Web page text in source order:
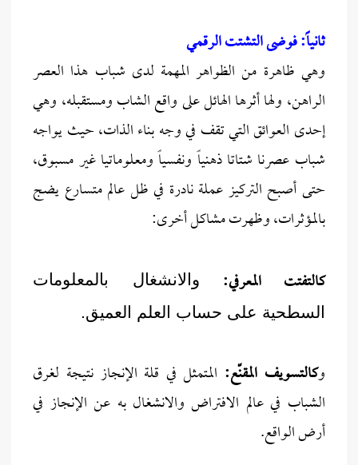
ثانياً: فوضى التشتت الرقمي
وهي ظاهرة من الظواهر المهمة لدى شباب هذا العصر
الراهن، ولها أثرها الهائل على واقع الشاب ومستقبله، وهي
إحدى العوائق التي تقف في وجه بناء الذات، حيث يواجه
شباب عصرنا شتاتا ذهنياً ونفسياً ومعلوماتيا غير مسبوق،
حتى أصبح التركيز عملة نادرة في ظل عالم متسارع يضج
بالمؤثرات، وظهرت مشاكل أخرى:
كالتفتت المعرفي: والانشغال بالمعلومات
السطحية على حساب العلم العميق.
وكالتسويف المقنّع: المتمثل في قلة الإنجاز نتيجة لغرق
الشباب في عالم الافتراض والانشغال به عن الإنجاز في
أرض الواقع.